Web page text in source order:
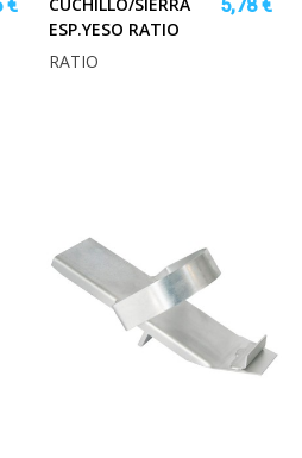
€
ESP.YESO RATIO
5,78 €
RATIO